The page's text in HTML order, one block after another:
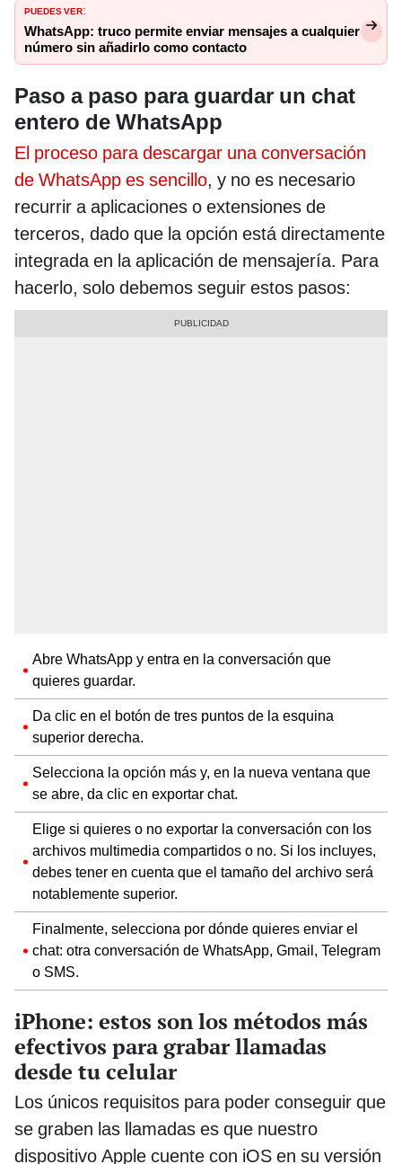
PUEDES VER:
WhatsApp: truco permite enviar mensajes a cualquier
número sin añadirlo como contacto
Paso a paso para guardar un chat
entero de WhatsApp
El proceso para descargar una conversación
de WhatsApp es sencillo, y no es necesario
recurrir a aplicaciones o extensiones de
terceros, dado que la opción está directamente
integrada en la aplicación de mensajería. Para
hacerlo, solo debemos seguir estos pasos:
Abre WhatsApp y entra en la conversación que
quieres guardar.
Da clic en el botón de tres puntos de la esquina
superior derecha.
Selecciona la opción más y, en la nueva ventana que
se abre, da clic en exportar chat.
Elige si quieres o no exportar la conversación con los
archivos multimedia compartidos o no. Si los incluyes,
debes tener en cuenta que el tamaño del archivo será
notablemente superior.
Finalmente, selecciona por dónde quieres enviar el
chat: otra conversación de WhatsApp, Gmail, Telegram
o SMS.
iPhone: estos son los métodos más
efectivos para grabar llamadas
desde tu celular
Los únicos requisitos para poder conseguir que
se graben las llamadas es que nuestro
dispositivo Apple cuente con iOS en su versión